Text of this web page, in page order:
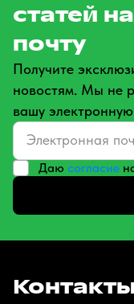
статей
почту
Получите
новостям. Мы не
вашу
Даю согласие